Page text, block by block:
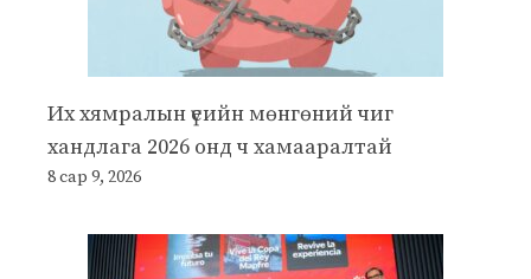
Их хямралын үеийн мөнгөний чиг
хандлага 2026 онд ч хамааралтай
8 сар 9, 2026